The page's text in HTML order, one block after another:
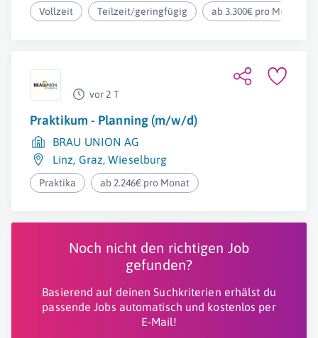
Vollzeit Teilzeit/geringfügig ab 3.300€ pro Monat
vor 2 T
Praktikum - Planning (m/w/d)
BRAU UNION AG
Linz, Graz,Wieselburg
Praktika ab 2.246€ pro Monat
Noch nicht den richtigen Job
gefunden?
Basierend auf deinen Suchkriterien erhälst du
passende Jobs automatisch und kostenlos per
E-Mail!